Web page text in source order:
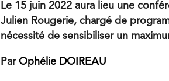
Le 15 juin 2022 aura lieu une
Julien Rougerie, chargé de
nécessité de sensibiliser un
Par Ophélie DOIREAU